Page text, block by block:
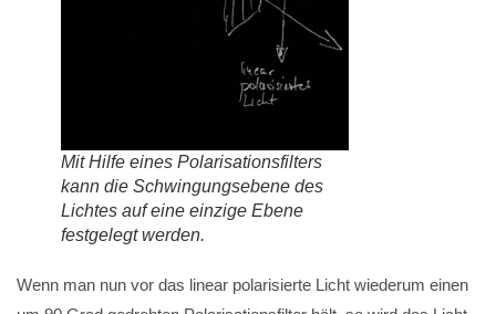
Mit Hilfe eines Polarisationsfilters
kann die Schwingungsebene des
Lichtes auf eine einzige Ebene
festgelegt werden.
Wenn man nun vor das linear polarisierte Licht wiederum einen